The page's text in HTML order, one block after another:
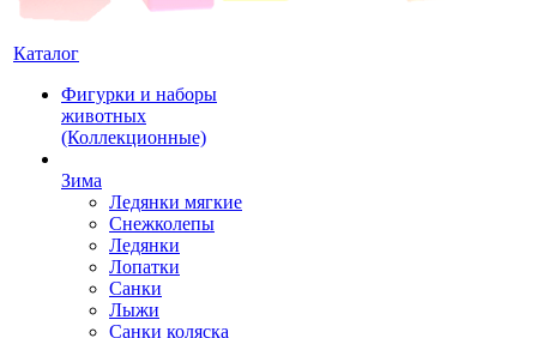
Каталог
Фигурки и наборы
животных
(Коллекционные)
Зима
Ледянки мягкие
Снежколепы
Ледянки
Лопатки
Санки
Лыжи
Санки коляска